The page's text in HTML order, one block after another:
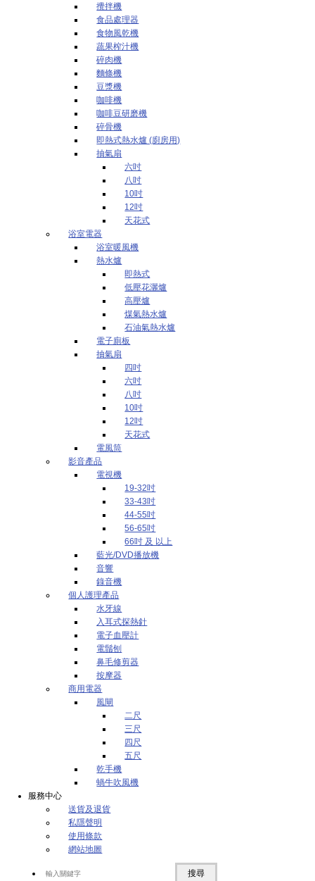
攪拌機
食品處理器
食物風乾機
蔬果榨汁機
碎肉機
麵條機
豆漿機
咖啡機
咖啡豆研磨機
碎骨機
即熱式熱水爐 (廚房用)
抽氣扇
六吋
八吋
10吋
12吋
天花式
浴室電器
浴室暖風機
熱水爐
即熱式
低壓花灑爐
高壓爐
煤氣熱水爐
石油氣熱水爐
電子廁板
抽氣扇
四吋
六吋
八吋
10吋
12吋
天花式
電風筒
影音產品
電視機
19-32吋
33-43吋
44-55吋
56-65吋
66吋 及 以上
藍光/DVD播放機
音響
錄音機
個人護理產品
水牙線
入耳式探熱針
電子血壓計
電鬚刨
鼻毛修剪器
按摩器
商用電器
風閘
二尺
三尺
四尺
五尺
乾手機
蝸牛吹風機
服務中心
送貨及退貨
私隱聲明
使用條款
網站地圖